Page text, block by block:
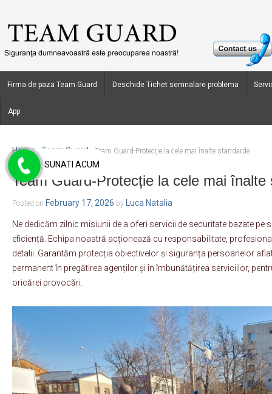
Firma de paza Team Guard Deschide Tichet semnalare problema
App
Home › Team Guard Team Guard-Protecție la cele mai înalte standarde
Team Guard-Protecție la cele mai înalte
Posted on February 17, 2026 by Luca Natalia
Ne dedicăm zilnic misiunii de a oferi servicii de securitate bazate pe
eficiență. Echipa noastră acționează cu responsabilitate,
detalii. Garantăm protecția obiectivelor și siguranța persoanelor
permanent în pregătirea agenților și în îmbunătățirea serviciilor,
oricărei provocări.
SUNATI ACUM